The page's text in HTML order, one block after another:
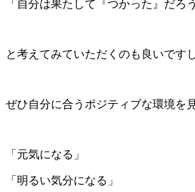
「自分は果たして『つかった』だろ
と考えてみていただくのも良いですし
ぜひ自分に合うポジティブな環境を
「元気になる」
「明るい気分になる」